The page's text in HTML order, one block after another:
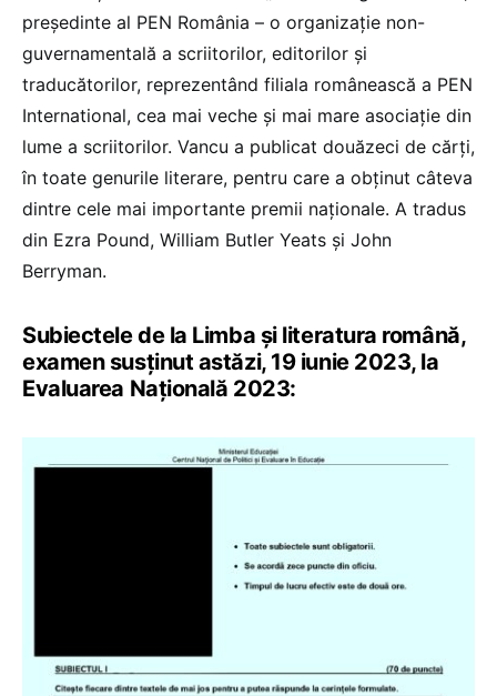
președinte al PEN România – o organizație non-
guvernamentală a scriitorilor, editorilor și
traducătorilor, reprezentând filiala românească a PEN
International, cea mai veche și mai mare asociație din
lume a scriitorilor. Vancu a publicat douăzeci de cărți,
în toate genurile literare, pentru care a obținut câteva
dintre cele mai importante premii naționale. A tradus
din Ezra Pound, William Butler Yeats și John
Berryman.
Subiectele de la Limba și literatura română,
examen susținut astăzi, 19 iunie 2023, la
Evaluarea Națională 2023: